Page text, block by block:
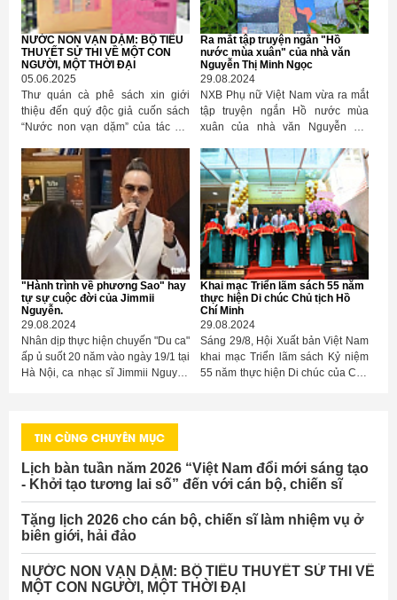
Khoa học và Công nghệ) vinh dự
được đồng hành cùng Cục Xuất
bản, In và Phát hành, Hội Xuất bản
Việt Nam và các đơn vị trong
Ngành cung cấp lịch bàn - sản
phẩm gắn bó với cán bộ, chiến sĩ
trong suốt một năm công tác.
NƯỚC NON VẠN DẶM: BỘ TIỂU
THUYẾT SỬ THI VỀ MỘT CON
NGƯỜI, MỘT THỜI ĐẠI
05.06.2025
Thư quán cà phê sách xin giới
thiệu đến quý độc giả cuốn sách
“Nước non vạn dặm” của tác giả
Ra mắt tập truyện ngắn "Hồ
nước mùa xuân" của nhà văn
Nguyễn Thị Minh Ngọc
29.08.2024
NXB Phụ nữ Việt Nam vừa ra mắt
tập truyện ngắn Hồ nước mùa
xuân của nhà văn Nguyễn Thị
"Hành trình về phương Sao" hay
tự sự cuộc đời của Jimmii
Nguyễn.
29.08.2024
Nhân dịp thực hiện chuyến "Du ca"
ấp ủ suốt 20 năm vào ngày 19/1 tại
Hà Nội, ca nhạc sĩ Jimmii Nguyễn
ấn phẩm đầu tiên trong chuỗi hồi
ký với tên gọi "Hành trình về
phương Sao".
Khai mạc Triển lãm sách 55 năm
thực hiện Di chúc Chủ tịch Hồ
Chí Minh
29.08.2024
Sáng 29/8, Hội Xuất bản Việt Nam
khai mạc Triển lãm sách Kỷ niệm
55 năm thực hiện Di chúc của Chủ
TIN CÙNG CHUYÊN MỤC
Lịch bàn tuần năm 2026 “Việt Nam đổi mới sáng tạo
- Khởi tạo tương lai số” đến với cán bộ, chiến sĩ
Tặng lịch 2026 cho cán bộ, chiến sĩ làm nhiệm vụ ở
biên giới, hải đảo
NƯỚC NON VẠN DẶM: BỘ TIỂU THUYẾT SỬ THI VỀ
MỘT CON NGƯỜI, MỘT THỜI ĐẠI